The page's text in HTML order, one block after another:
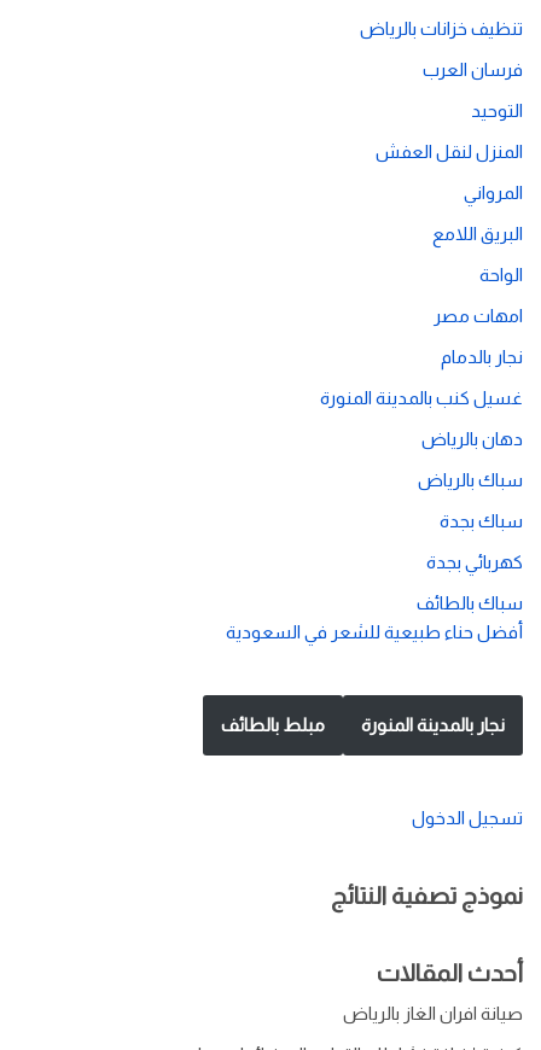
تنظيف خزانات بالرياض
فرسان العرب
التوحيد
المنزل لنقل العفش
المرواني
البريق اللامع
الواحة
امهات مصر
نجار بالدمام
غسيل كنب بالمدينة المنورة
دهان بالرياض
سباك بالرياض
سباك بجدة
كهربائي بجدة
سباك بالطائف
أفضل حناء طبيعية للشعر في السعودية
نجار بالمدينة المنورة مبلط بالطائف
تسجيل الدخول
نموذج تصفية النتائج
أحدث المقالات
صيانة افران الغاز بالرياض